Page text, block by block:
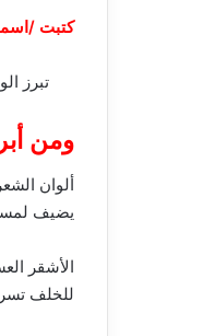
كتبت /
تبرز الوان مثل
ومن
ألوان
يضيف
الأشقر
للخلف